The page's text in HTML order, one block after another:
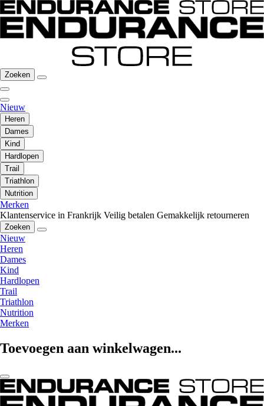
Zoeken
Nieuw
Heren
Dames
Kind
Hardlopen
Trail
Triathlon
Nutrition
Merken
Klantenservice in Frankrijk Veilig betalen Gemakkelijk retourneren
Zoeken
Nieuw
Heren
Dames
Kind
Hardlopen
Trail
Triathlon
Nutrition
Merken
Toevoegen aan winkelwagen...